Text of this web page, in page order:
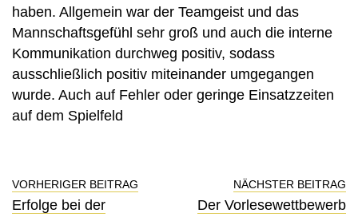
haben. Allgemein war der Teamgeist und das
Mannschaftsgefühl sehr groß und auch die interne
Kommunikation durchweg positiv, sodass
ausschließlich positiv miteinander umgegangen
wurde. Auch auf Fehler oder geringe Einsatzzeiten
auf dem Spielfeld
VORHERIGER BEITRAG
Erfolge bei der
NÄCHSTER BEITRAG
Der Vorlesewettbewerb